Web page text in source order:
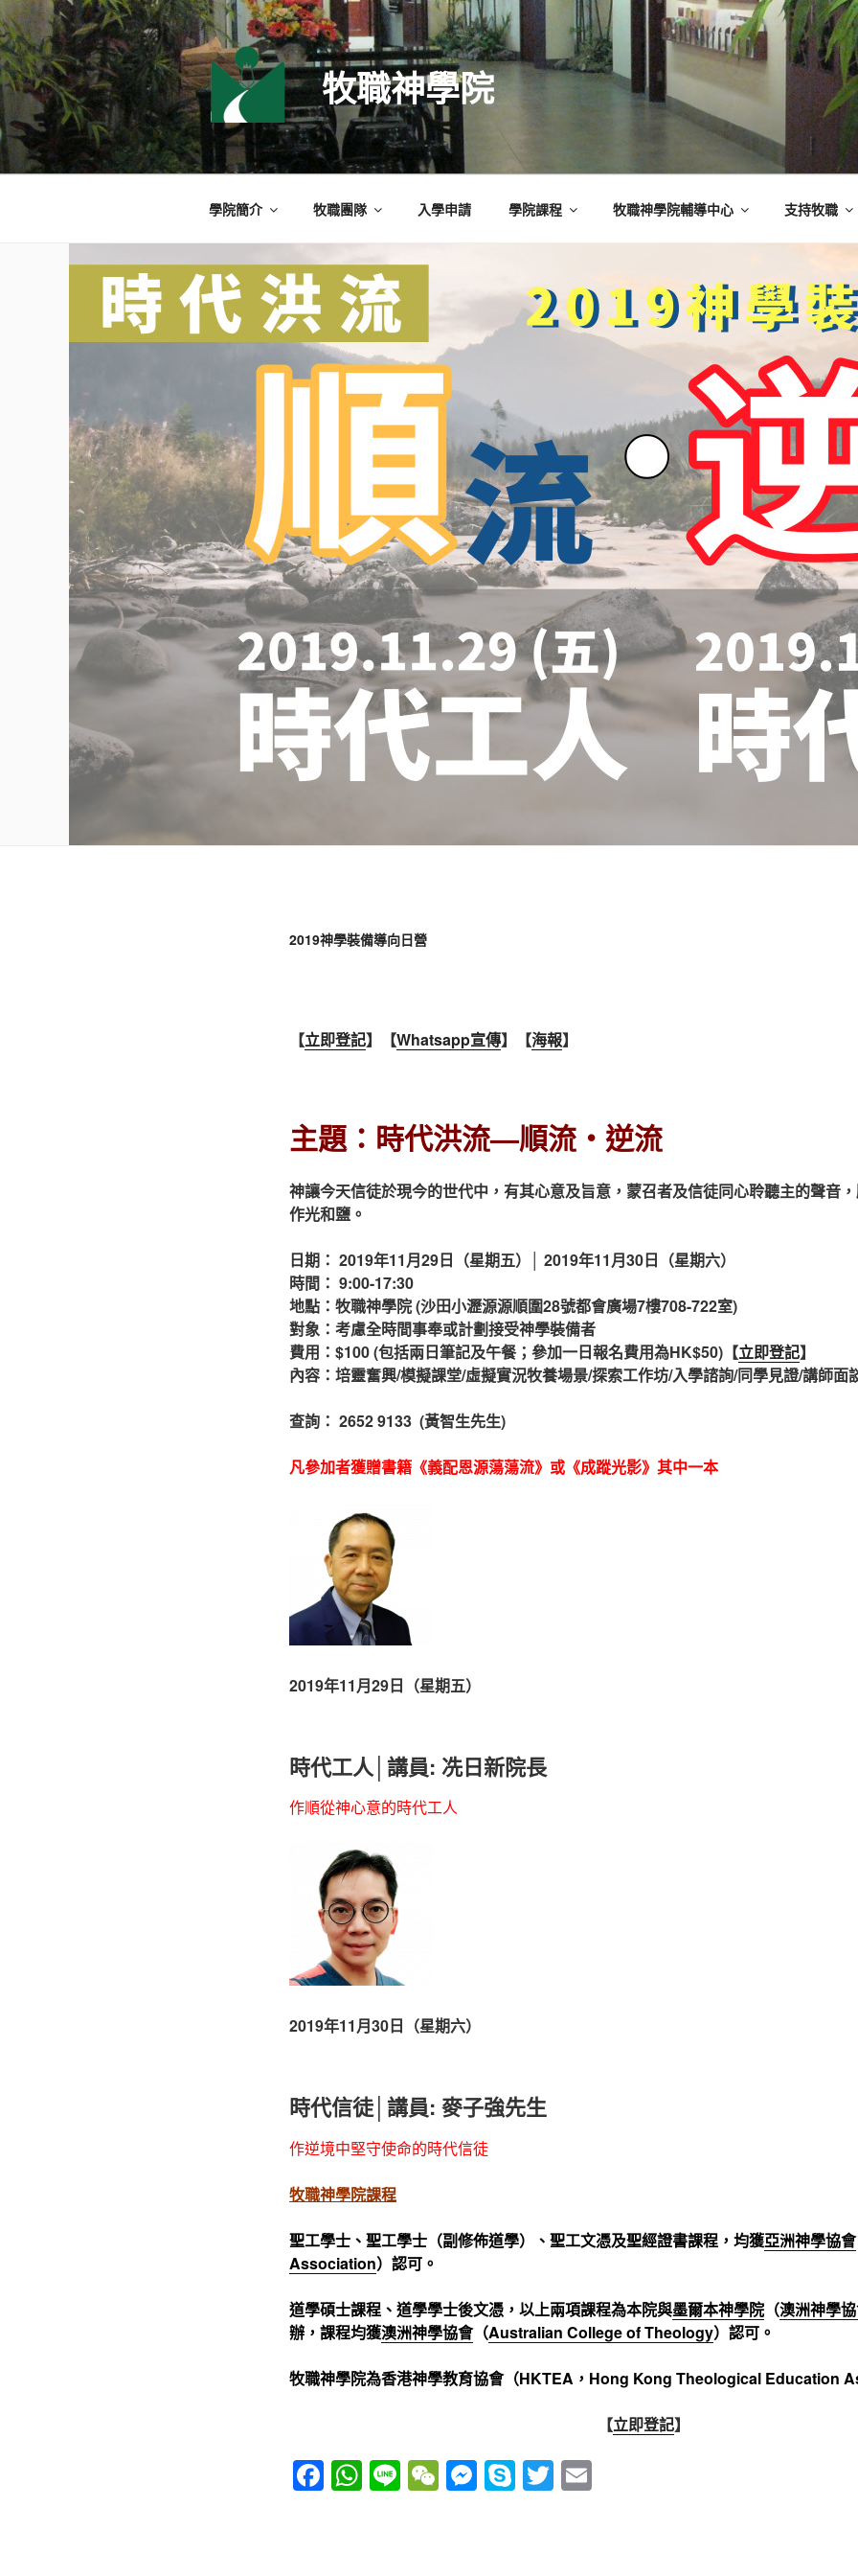
跳
至
主
要
內
容
牧職神學院
學院簡介 牧職團隊 入學申請 學院課程 牧職神學院輔導中心 支持牧職
2019神學裝備導向日營
【立即登記】 【Whatsapp宣傳】【海報】
主題：時代洪流—順流‧逆流
神讓今天信徒於現今的世代中，有其心意及旨意，蒙召者及信徒同心聆聽主的聲音
作光和鹽。
日期： 2019年11月29日（星期五）│ 2019年11月30日（星期六）
時間： 9:00-17:30
地點：牧職神學院 (沙田小瀝源源順圍28號都會廣場7樓708-722室)
對象：考慮全時間事奉或計劃接受神學裝備者
費用：$100 (包括兩日筆記及午餐；參加一日報名費用為HK$50)【立即登記】
內容：培靈奮興/模擬課堂/虛擬實況牧養場景/探索工作坊/入學諮詢/同學見證/講師面
查詢： 2652 9133 (黃智生先生)
凡參加者獲贈書籍《義配恩源蕩蕩流》或 《成蹤光影》其中一本
2019年11月29日（星期五）
時代工人│講員: 冼日新院長
作順從神心意的時代工人
2019年11月30日（星期六）
時代信徒│講員: 麥子強先生
作逆境中堅守使命的時代信徒
牧職神學院課程
聖工學士、聖工學士（副修佈道學）、聖工文憑及聖經證書課程，均獲亞洲神學協會
Association）認可。
道學碩士課程、道學學士後文憑，以上兩項課程為本院與墨爾本神學院 （澳洲神學
辦，課程均獲澳洲神學協會（Australian College of Theology）認可。
牧職神學院為香港神學教育協會（HKTEA，Hong Kong Theological Education
【立即登記】
F
a
W
h
Li
n
W
e
M
e
S
ky
T
wi